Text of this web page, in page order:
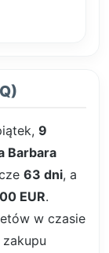
9
Barbara
63 dni, a
EUR.
w czasie